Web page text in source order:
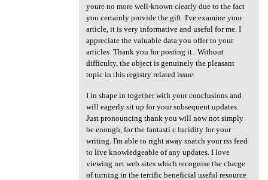
youre no more well-known clearly due to the fact
you certainly provide the gift. I've examine your
article, it is very informative and useful for me. I
appreciate the valuable data you offer to your
articles. Thank you for posting it.. Without
difficulty, the object is genuinely the pleasant
topic in this registry related issue.
I in shape in together with your conclusions and
will eagerly sit up for your subsequent updates.
Just pronouncing thank you will now not simply
be enough, for the fantasti c lucidity for your
writing. I'm able to right away snatch your rss feed
to live knowledgeable of any updates. I love
viewing net web sites which recognise the charge
of turning in the terrific beneficial useful resource